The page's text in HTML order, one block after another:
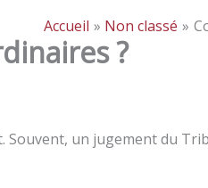
Accueil Non classé
?
Souvent, un jugement du